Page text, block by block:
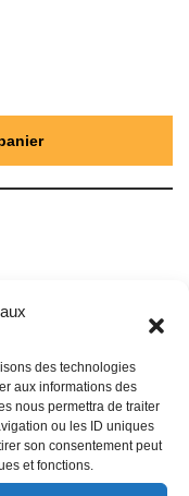
des technologies
aux informations des
nous permettra de traiter
ou les ID uniques
son consentement peut
et fonctions.